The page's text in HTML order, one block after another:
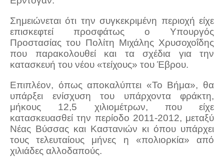
Σημειώνεται ότι την συγκεκριμένη περιοχή είχε
επισκεφτεί προσφάτως ο Υπουργός
Προστασίας του Πολίτη Μιχάλης Χρυσοχοΐδης
που παρακολουθεί και τα σχέδια για την
κατασκευή του νέου «τείχους» του Έβρου.
Επιπλέον, όπως αποκαλύπτει «Το Βήμα», θα
υπάρξει ενίσχυση του υπάρχοντα φράκτη,
μήκους 12,5 χιλιομέτρων, που είχε
κατασκευασθεί την περίοδο 2011-2012, μεταξύ
Νέας Βύσσας και Καστανιών κι όπου υπάρχει
τους τελευταίους μήνες η «πολιορκία» από
χιλιάδες αλλοδαπούς.